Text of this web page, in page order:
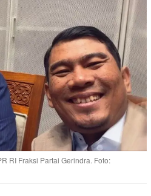
RI Fraksi Partai Gerindra. Foto: